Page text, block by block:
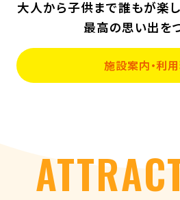
大人から子供まで誰もが楽
最高の思い出をつ
施設案内・利